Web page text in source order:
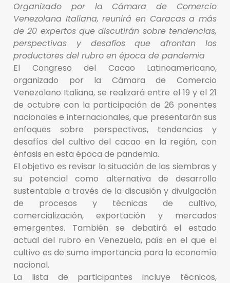
Organizado por la Cámara de Comercio
Venezolana Italiana, reunirá en Caracas a más
de 20 expertos que discutirán sobre tendencias,
perspectivas y desafíos que afrontan los
productores del rubro en época de pandemia
El Congreso del Cacao Latinoamericano,
organizado por la Cámara de Comercio
Venezolano Italiana, se realizará entre el 19 y el 21
de octubre con la participación de 26 ponentes
nacionales e internacionales, que presentarán sus
enfoques sobre perspectivas, tendencias y
desafíos del cultivo del cacao en la región, con
énfasis en esta época de pandemia.
El objetivo es revisar la situación de las siembras y
su potencial como alternativa de desarrollo
sustentable a través de la discusión y divulgación
de procesos y técnicas de cultivo,
comercialización, exportación y mercados
emergentes. También se debatirá el estado
actual del rubro en Venezuela, país en el que el
cultivo es de suma importancia para la economía
nacional.
La lista de participantes incluye técnicos,